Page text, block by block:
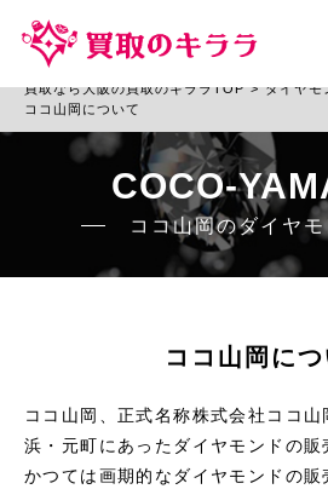
買取なら大阪の買取のキララTOP > ダイヤモ
ココ山岡について
COCO-
ココ山岡のダイヤモ
ココ山岡につ
ココ山岡、正式名称株式会社ココ
浜・元町にあったダイヤモンドの販
かつては画期的なダイヤモンドの販